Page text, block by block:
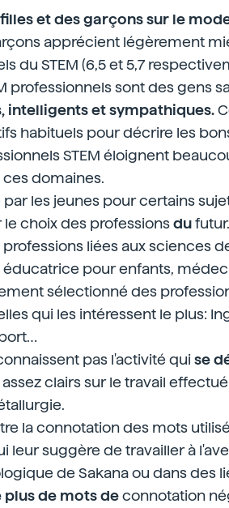
et des garçons sur le
apprécient légèrement
du STEM (6,5 et 5,7
professionnels sont des gens
intelligents et sympathiques.
habituels pour décrire les
STEM éloignent
domaines.
les jeunes pour certains
choix des professionsdu
liées aux sciences
éducatrice pour enfants,
sélectionné des
qui les intéressent le plus:
pas l'activité quise
assez clairs sur le travail
la connotation des mots
leur suggère de travailler à
de Sakana ou dans des
de mots deconnotation